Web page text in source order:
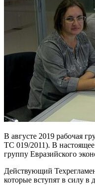
В августе 2019 рабочая
ТС 019/2011). В
группу Евразийского
Действующий
которые вступят в силу в